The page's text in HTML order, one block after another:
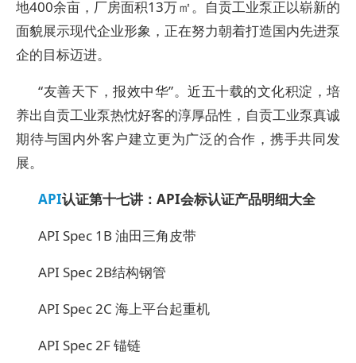
地400余亩，厂房面积13万㎡。自贡工业泵正以崭新的
面貌展示现代企业形象，正在努力朝着打造国内先进泵
企的目标迈进。
“友善天下，报效中华”。近五十载的文化积淀，培
养出自贡工业泵热忱好客的淳厚品性，自贡工业泵真诚
期待与国内外客户建立更为广泛的合作，携手共同发
展。
API认证第十七讲：API会标认证产品明细大全
API Spec 1B 油田三角皮带
API Spec 2B结构钢管
API Spec 2C 海上平台起重机
API Spec 2F锚链